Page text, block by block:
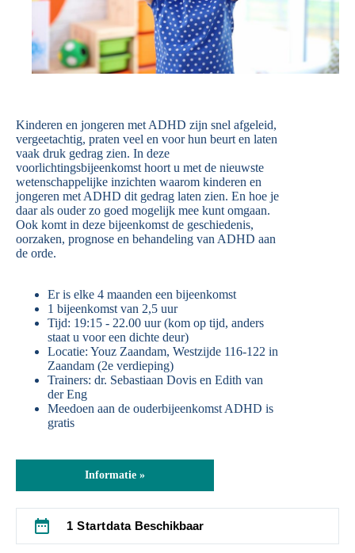
Kinderen en jongeren met ADHD zijn snel afgeleid,
vergeetachtig, praten veel en voor hun beurt en laten
vaak druk gedrag zien. In deze
voorlichtingsbijeenkomst hoort u met de nieuwste
wetenschappelijke inzichten waarom kinderen en
jongeren met ADHD dit gedrag laten zien. En hoe je
daar als ouder zo goed mogelijk mee kunt omgaan.
Ook komt in deze bijeenkomst de geschiedenis,
oorzaken, prognose en behandeling van ADHD aan
de orde.
Er is elke 4 maanden een bijeenkomst
1 bijeenkomst van 2,5 uur
Tijd: 19:15 - 22.00 uur (kom op tijd, anders
staat u voor een dichte deur)
Locatie: Youz Zaandam, Westzijde 116-122 in
Zaandam (2e verdieping)
Trainers: dr. Sebastiaan Dovis en Edith van
der Eng
Meedoen aan de ouderbijeenkomst ADHD is
gratis
Informatie »
date_range 1 StartdataBeschikbaar